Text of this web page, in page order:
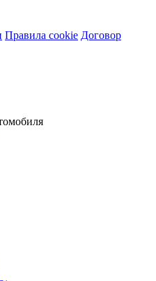
Правила cookie Договор